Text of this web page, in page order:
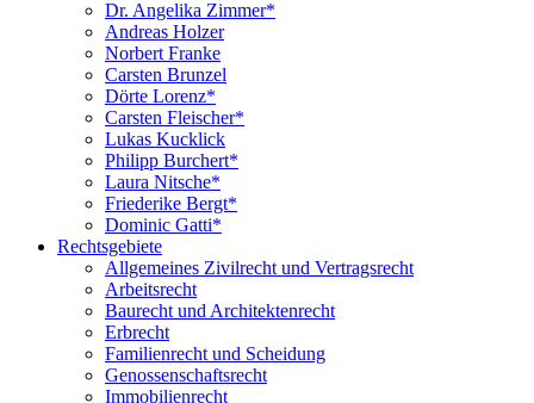
Dr. Angelika Zimmer*
Andreas Holzer
Norbert Franke
Carsten Brunzel
Dörte Lorenz*
Carsten Fleischer*
Lukas Kucklick
Philipp Burchert*
Laura Nitsche*
Friederike Bergt*
Dominic Gatti*
Rechtsgebiete
Allgemeines Zivilrecht und Vertragsrecht
Arbeitsrecht
Baurecht und Architektenrecht
Erbrecht
Familienrecht und Scheidung
Genossenschaftsrecht
Immobilienrecht